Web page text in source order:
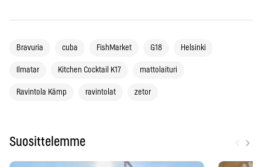
Bravuria cuba FishMarket G18 Helsinki
Ilmatar Kitchen Cocktail K17 mattolaituri
Ravintola Kämp ravintolat zetor
Suosittelemme ›